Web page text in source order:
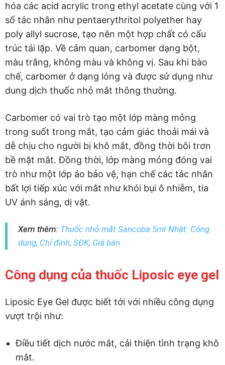
hóa các acid acrylic trong ethyl acetate cùng với 1
số tác nhân như pentaerythritol polyether hay
poly allyl sucrose, tạo nên một hợp chất có cấu
trúc tái lặp. Về cảm quan, carbomer dạng bột,
màu trắng, không màu và không vị. Sau khi bào
chế, carbomer ở dạng lỏng và được sử dụng như
dung dịch thuốc nhỏ mắt thông thường.
Carbomer có vai trò tạo một lớp màng mỏng
trong suốt trong mắt, tạo cảm giác thoải mái và
dễ chịu cho người bị khô mắt, đồng thời bôi trơn
bề mặt mắt. Đồng thời, lớp màng mỏng đóng vai
trò như một lớp áo bảo vệ, hạn chế các tác nhân
bất lợi tiếp xúc với mắt như khói bụi ô nhiễm, tia
UV ánh sáng, dị vật.
Xem thêm: Thuốc nhỏ mắt Sancoba 5ml Nhật: Công
dụng, Chỉ định, SĐK, Giá bán
Công dụng của thuốc Liposic eye gel
Liposic Eye Gel được biết tới với nhiều công dụng
vượt trội như:
Điều tiết dịch nước mắt, cải thiện tình trạng khô
mắt.